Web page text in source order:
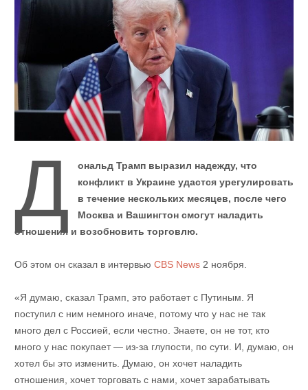
Д
ональд Трамп выразил надежду, что
конфликт в Украине удастся урегулировать
в течение нескольких месяцев, после чего
Москва и Вашингтон смогут наладить
отношения и возобновить торговлю.
Об этом он сказал в интервью CBS News2 ноября.
«Я думаю, сказал Трамп, это работает с Путиным. Я
поступил с ним немного иначе, потому что у нас не так
много дел с Россией, если честно. Знаете, он не тот, кто
много у нас покупает — из-за глупости, по сути. И, думаю, он
хотел бы это изменить. Думаю, он хочет наладить
отношения, хочет торговать с нами, хочет зарабатывать